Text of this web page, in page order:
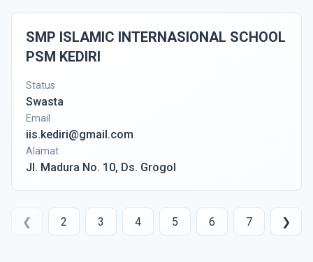
SMP ISLAMIC INTERNASIONAL SCHOOL
PSM KEDIRI
Status
Swasta
Email
iis.kediri@gmail.com
Alamat
Jl. Madura No. 10, Ds. Grogol
❮ 2 3 4 5 6 7 ❯